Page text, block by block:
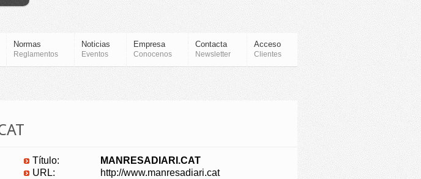
Normas
Reglamentos
Noticias
Eventos
Empresa
Conocenos
Contacta
Newsletter
Acceso
Clientes
Título:
MANRESADIARI.CAT
URL:
http://www.manresadiari.cat